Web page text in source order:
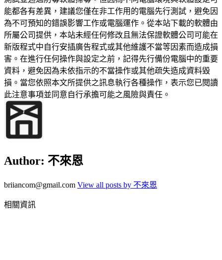
能都各有差異，建議您僅在非工作用的電腦先行測試，避免因
為不可預知的錯誤影響工作或電腦運作。從本站下載的軟體由
所屬公司提供，本站未經任何修改且無法保證軟體公司可能在
新版程式中自行安插廣告程式或其他維護不當等因素而造成損
害。在進行任何操作與設定之前，記得先行備份電腦中的重要
資料，避免因為未依指示的不當操作或其他疏失造成資料毀
損。當您依照本文所提供之訊息執行各種操作，表示您已閱讀
此注意事項並同意自行承擔可能之風險與責任。
Author: 不來恩
briiancom@gmail.com View all posts by 不來恩
相關資訊